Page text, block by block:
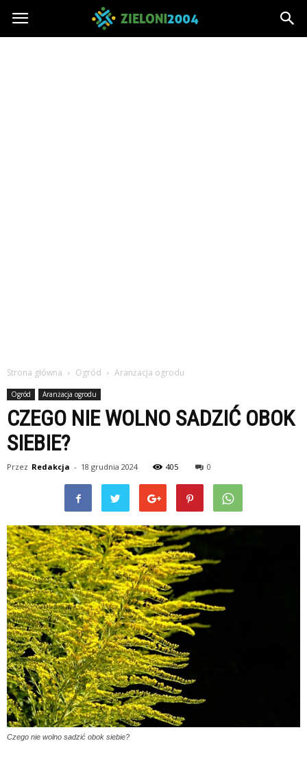
Zieloni2004.pl
Strona główna Ogród Aranżacja ogrodu
Ogród Aranżacja ogrodu
CZEGO NIE WOLNO SADZIĆ OBOK
SIEBIE?
Przez Redakcja - 18 grudnia 2024 405 0
Czego nie wolno sadzić obok siebie?